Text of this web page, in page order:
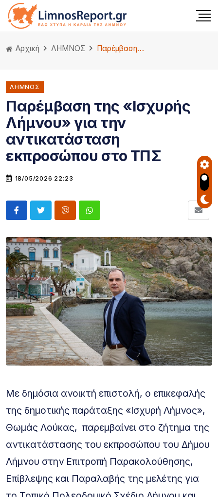
Αρχική ΛΗΜΝΟΣ Παρέμβαση της «Ισχυρής Λήμνου» για την αντικατάσταση εκπροσώπου στο ΤΠΣ
ΛΗΜΝΟΣ
Παρέμβαση της «Ισχυρής
Λήμνου» για την
αντικατάσταση
εκπροσώπου στο ΤΠΣ
18/05/2026 22:23
Με δημόσια ανοικτή επιστολή, ο επικεφαλής
της δημοτικής παράταξης «Ισχυρή Λήμνος»,
Θωμάς Λούκας, παρεμβαίνει στο ζήτημα της
αντικατάστασης του εκπροσώπου του Δήμου
Λήμνου στην Επιτροπή Παρακολούθησης,
Επίβλεψης και Παραλαβής της μελέτης για